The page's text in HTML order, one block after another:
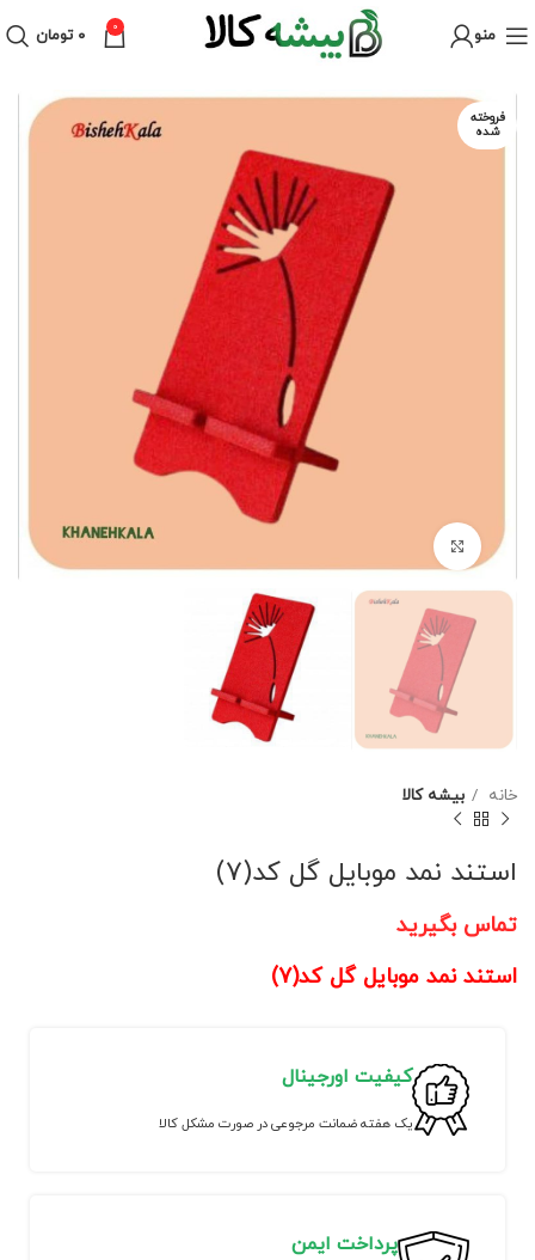
منو 0 ۰ تومان
فروخته
شده
خانه بیشه کالا
استند نمد موبایل گل کد(7)
تماس بگیرید
استند نمد موبایل گل کد(7)
کیفیت اورجینال
یک هفته ضمانت مرجوعی در صورت مشکل کالا
پرداخت ایمن